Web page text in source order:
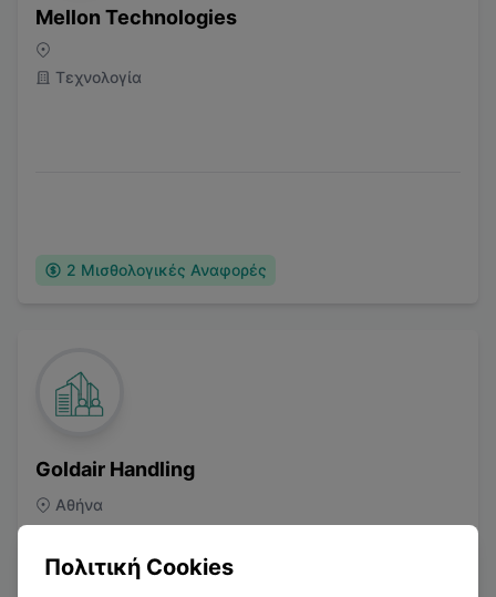
Mellon Technologies
Τεχνολογία
2 Μισθολογικές Αναφορές
Goldair Handling
Αθήνα
Πολιτική Cookies